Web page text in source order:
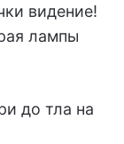
видение!
лампы
до тла на